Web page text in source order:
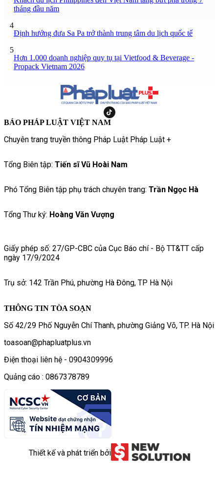
tháng đầu năm
4
Định hướng đưa Sa Pa trở thành trung tâm du lịch quốc tế
5
Hơn 1.000 doanh nghiệp quy tụ tại Vietfood & Beverage -
Propack Vietnam 2026
BÁO PHÁP LUẬT VIỆT NAM
Chuyên trang truyền thông Pháp Luật Pháp Luật +
Tổng Biên tập: Tiến sĩ Vũ Hoài Nam
Phó Tổng Biên tập phụ trách chuyên trang: Trần Ngọc Hà
Tổng Thư ký: Hoàng Văn Vượng
Giấy phép số: 27/GP-CBC của Cục Báo chí - Bộ TT&TT cấp
ngày 17/9/2024
Trụ sở: 142 Trần Phú, phường Hà Đông, TP Hà Nội
THÔNG TIN TÒA SOẠN
Số 42/29 Phố Nguyễn Chí Thanh, phường Giảng Võ, TP. Hà Nội
toasoan@phapluatplus.vn
Điện thoại liên hệ - 0904309996
Quảng cáo : 0867378789
Thiết kế và phát triển bởi